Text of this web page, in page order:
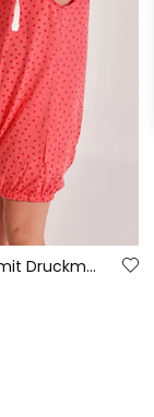
Baumwollmütze für Babys mit Druckmuster